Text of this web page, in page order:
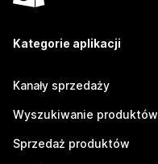
Kategorie aplikacji
Kanały sprzedaży
Wyszukiwanie produktów
Sprzedaż produktów